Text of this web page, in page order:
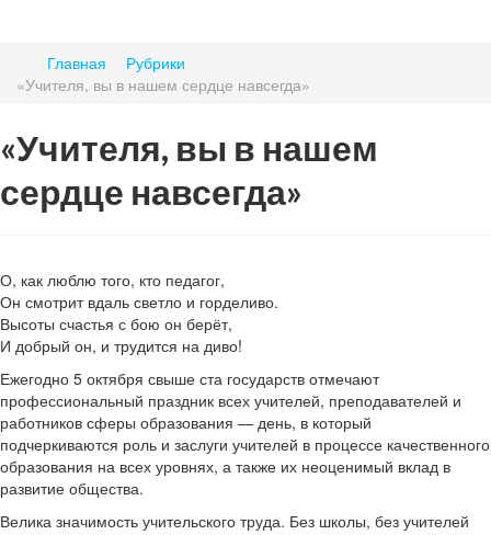
Главная
Рубрики
«Учителя, вы в нашем сердце навсегда»
«Учителя, вы в нашем
сердце навсегда»
О, как люблю того, кто педагог,
Он смотрит вдаль светло и горделиво.
Высоты счастья с бою он берёт,
И добрый он, и трудится на диво!
Ежегодно 5 октября свыше ста государств отмечают
профессиональный праздник всех учителей, преподавателей и
работников сферы образования — день, в который
подчеркиваются роль и заслуги учителей в процессе качественного
образования на всех уровнях, а также их неоценимый вклад в
развитие общества.
Велика значимость учительского труда. Без школы, без учителей